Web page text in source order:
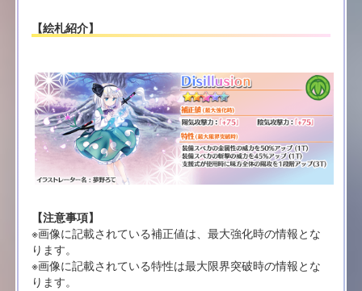
【絵札紹介】
【注意事項】
※画像に記載されている補正値は、最大強化時の情報とな
ります。
※画像に記載されている特性は最大限界突破時の情報とな
ります。